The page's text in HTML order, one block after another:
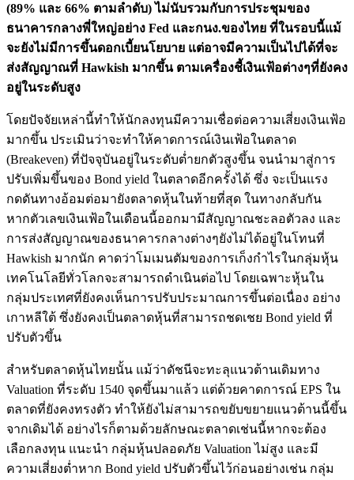
(89% และ 66% ตามลำดับ) ไม่นับรวมกับการประชุมของ
ธนาคารกลางพี่ใหญ่อย่าง Fed และกนง.ของไทย ที่ในรอบนี้แม้
จะยังไม่มีการขึ้นดอกเบี้ยนโยบาย แต่อาจมีความเป็นไปได้ที่จะ
ส่งสัญญาณที่ Hawkish มากขึ้น ตามเครื่องชี้เงินเฟ้อต่างๆที่ยังคง
อยู่ในระดับสูง
โดยปัจจัยเหล่านี้ทำให้นักลงทุนมีความเชื่อต่อความเสี่ยงเงินเฟ้อ
มากขึ้น ประเมินว่าจะทำให้คาดการณ์เงินเฟ้อในตลาด
(Breakeven) ที่ปัจจุบันอยู่ในระดับต่ำยกตัวสูงขึ้น จนนำมาสู่การ
ปรับเพิ่มขึ้นของ Bond yield ในตลาดอีกครั้งได้ ซึ่ง จะเป็นแรง
กดดันทางอ้อมต่อมายังตลาดหุ้นในท้ายที่สุด ในทางกลับกัน
หากตัวเลขเงินเฟ้อในเดือนนี้ออกมามีสัญญาณชะลอตัวลง และ
การส่งสัญญาณของธนาคารกลางต่างๆยังไม่ได้อยู่ในโทนที่
Hawkish มากนัก คาดว่าโมเมนตัมของการเก็งกำไรในกลุ่มหุ้น
เทคโนโลยีทั่วโลกจะสามารถดำเนินต่อไป โดยเฉพาะหุ้นใน
กลุ่มประเทศที่ยังคงเห็นการปรับประมาณการขึ้นต่อเนื่อง อย่าง
เกาหลีใต้ ซึ่งยังคงเป็นตลาดหุ้นที่สามารถชดเชย Bond yield ที่
ปรับตัวขึ้น
สำหรับตลาดหุ้นไทยนั้น แม้ว่าดัชนีจะทะลุแนวต้านเดิมทาง
Valuation ที่ระดับ 1540 จุดขึ้นมาแล้ว แต่ด้วยคาดการณ์ EPS ใน
ตลาดที่ยังคงทรงตัว ทำให้ยังไม่สามารถขยับขยายแนวต้านนี้ขึ้น
จากเดิมได้ อย่างไรก็ตามด้วยลักษณะตลาดเช่นนี้หากจะต้อง
เลือกลงทุน แนะนำ กลุ่มหุ้นปลอดภัย Valuation ไม่สูง และมี
ความเสี่ยงต่ำหาก Bond yield ปรับตัวขึ้นไว้ก่อนอย่างเช่น กลุ่ม